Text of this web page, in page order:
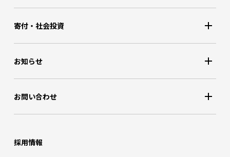
寄付・社会投資
お知らせ
お問い合わせ
採用情報